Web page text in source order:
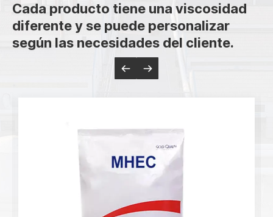
Cada producto tiene una viscosidad
diferente y se puede personalizar
según las necesidades del cliente.